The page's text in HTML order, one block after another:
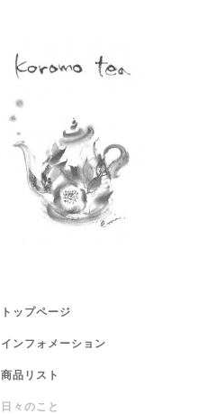
トップページ
インフォメーション
商品リスト
日々のこと